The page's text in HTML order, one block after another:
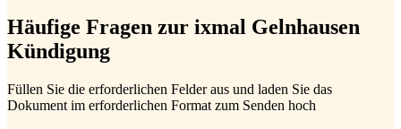
Häufige Fragen zur ixmal Gelnhausen
Kündigung
Füllen Sie die erforderlichen Felder aus und laden Sie das
Dokument im erforderlichen Format zum Senden hoch